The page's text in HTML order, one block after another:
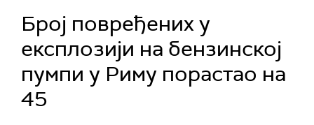
Број повређених у
експлозији на бензинској
пумпи у Риму порастао на
45